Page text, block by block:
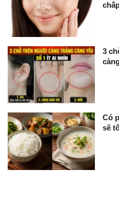
3
Có
sẽ